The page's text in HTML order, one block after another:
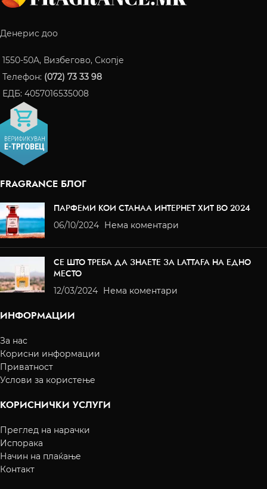
Денерис доо
1550-50A, Визбегово, Скопје
Телефон: (072) 73 33 98
ЕДБ: 4057016535008
FRAGRANCE БЛОГ
ПАРФЕМИ КОИ СТАНАА ИНТЕРНЕТ ХИТ ВО 2024
06/10/2024 Нема коментари
СЕ ШТО ТРЕБА ДА ЗНАЕТЕ ЗА LATTAFA НА ЕДНО
МЕСТО
12/03/2024 Нема коментари
ИНФОРМАЦИИ
За нас
Корисни информации
Приватност
Услови за користење
КОРИСНИЧКИ УСЛУГИ
Преглед на нарачки
Испорака
Начин на плаќање
Контакт